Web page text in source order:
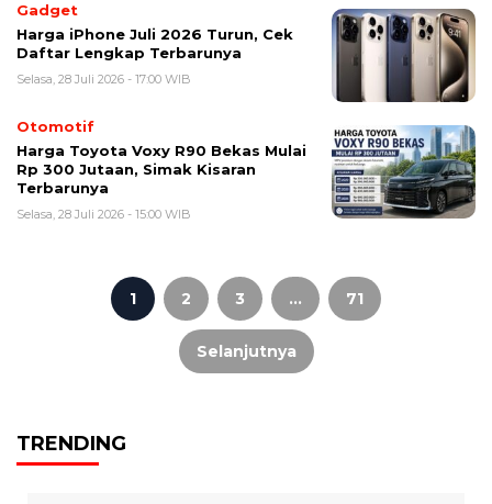
Gadget
Harga iPhone Juli 2026 Turun, Cek
Daftar Lengkap Terbarunya
Selasa, 28 Juli 2026 - 17:00 WIB
Otomotif
Harga Toyota Voxy R90 Bekas Mulai
Rp 300 Jutaan, Simak Kisaran
Terbarunya
Selasa, 28 Juli 2026 - 15:00 WIB
Paginasi
1 2 3 … 71
Selanjutnya
TRENDING